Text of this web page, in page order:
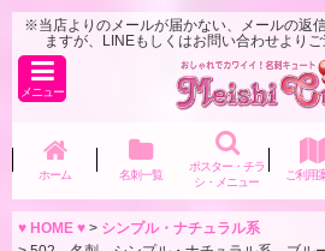
※当店よりのメールが届かない、メールの返
ますが、LINEもしくはお問い合わせよりご
メニュー
ホーム 名刺一覧
ポスター・チラ
シ・メニュー
ご利用
♥ HOME ♥ > シンプル・ナチュラル系